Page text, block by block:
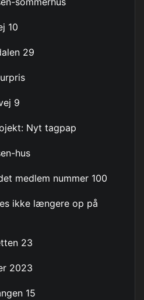
10
29
9
Nyt tagpap
hus
medlem nummer 100
ikke længere op på
23
2023
15